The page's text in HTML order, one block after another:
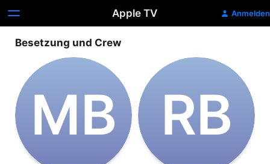
Apple TV Anmelden
Besetzung und Crew
M‌B R‌B